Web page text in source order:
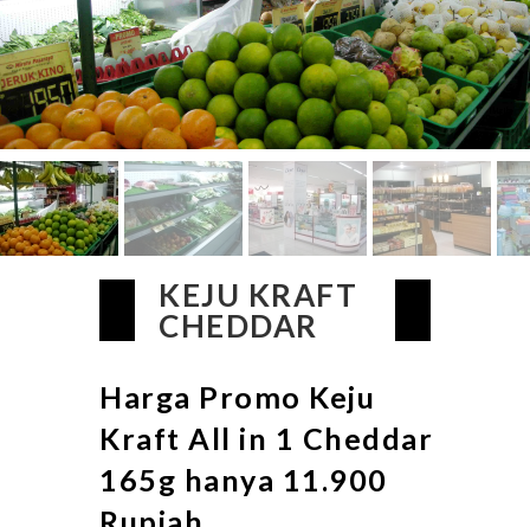
KEJU KRAFT
CHEDDAR
Harga Promo Keju
Kraft All in 1 Cheddar
165g hanya 11.900